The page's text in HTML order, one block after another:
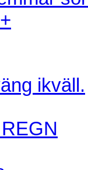
ikväll.